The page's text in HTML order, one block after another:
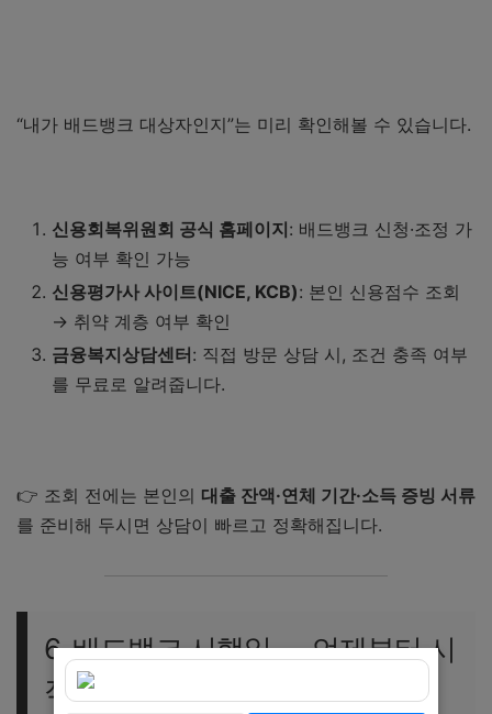
“내가 배드뱅크 대상자인지”는 미리 확인해볼 수 있습니다.
신용회복위원회 공식 홈페이지: 배드뱅크 신청·조정 가
능 여부 확인 가능
신용평가사 사이트(NICE, KCB): 본인 신용점수 조회
→ 취약 계층 여부 확인
금융복지상담센터: 직접 방문 상담 시, 조건 충족 여부
를 무료로 알려줍니다.
👉 조회 전에는 본인의 대출 잔액·연체 기간·소득 증빙 서류
를 준비해 두시면 상담이 빠르고 정확해집니다.
6. 배드뱅크 시행일 ― 언제부터 시
작되나요?